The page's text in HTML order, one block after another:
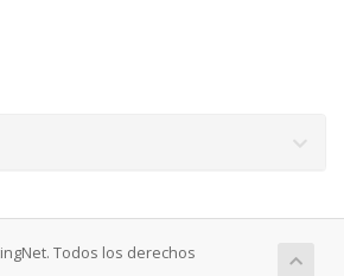
Todos los derechos